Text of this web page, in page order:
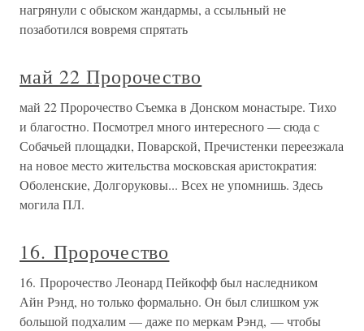
нагрянули с обыском жандармы, а ссыльный не
позаботился вовремя спрятать
май 22 Пророчество
май 22 Пророчество Съемка в Донском монастыре. Тихо
и благостно. Посмотрел много интересного — сюда с
Собачьей площадки, Поварской, Пречистенки переезжала
на новое место жительства московская аристократия:
Оболенские, Долгоруковы... Всех не упомнишь. Здесь
могила ПЛ.
16. Пророчество
16. Пророчество Леонард Пейкофф был наследником
Айн Рэнд, но только формально. Он был слишком уж
большой подхалим — даже по меркам Рэнд, — чтобы